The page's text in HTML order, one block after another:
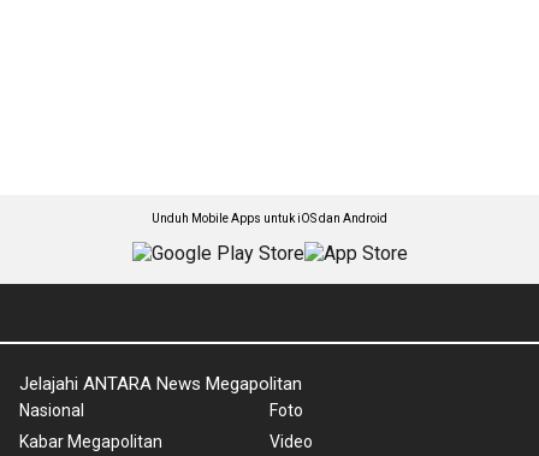
Unduh Mobile Apps untuk iOS dan Android
Jelajahi ANTARA News Megapolitan
Nasional
Kabar Megapolitan
Foto
Video